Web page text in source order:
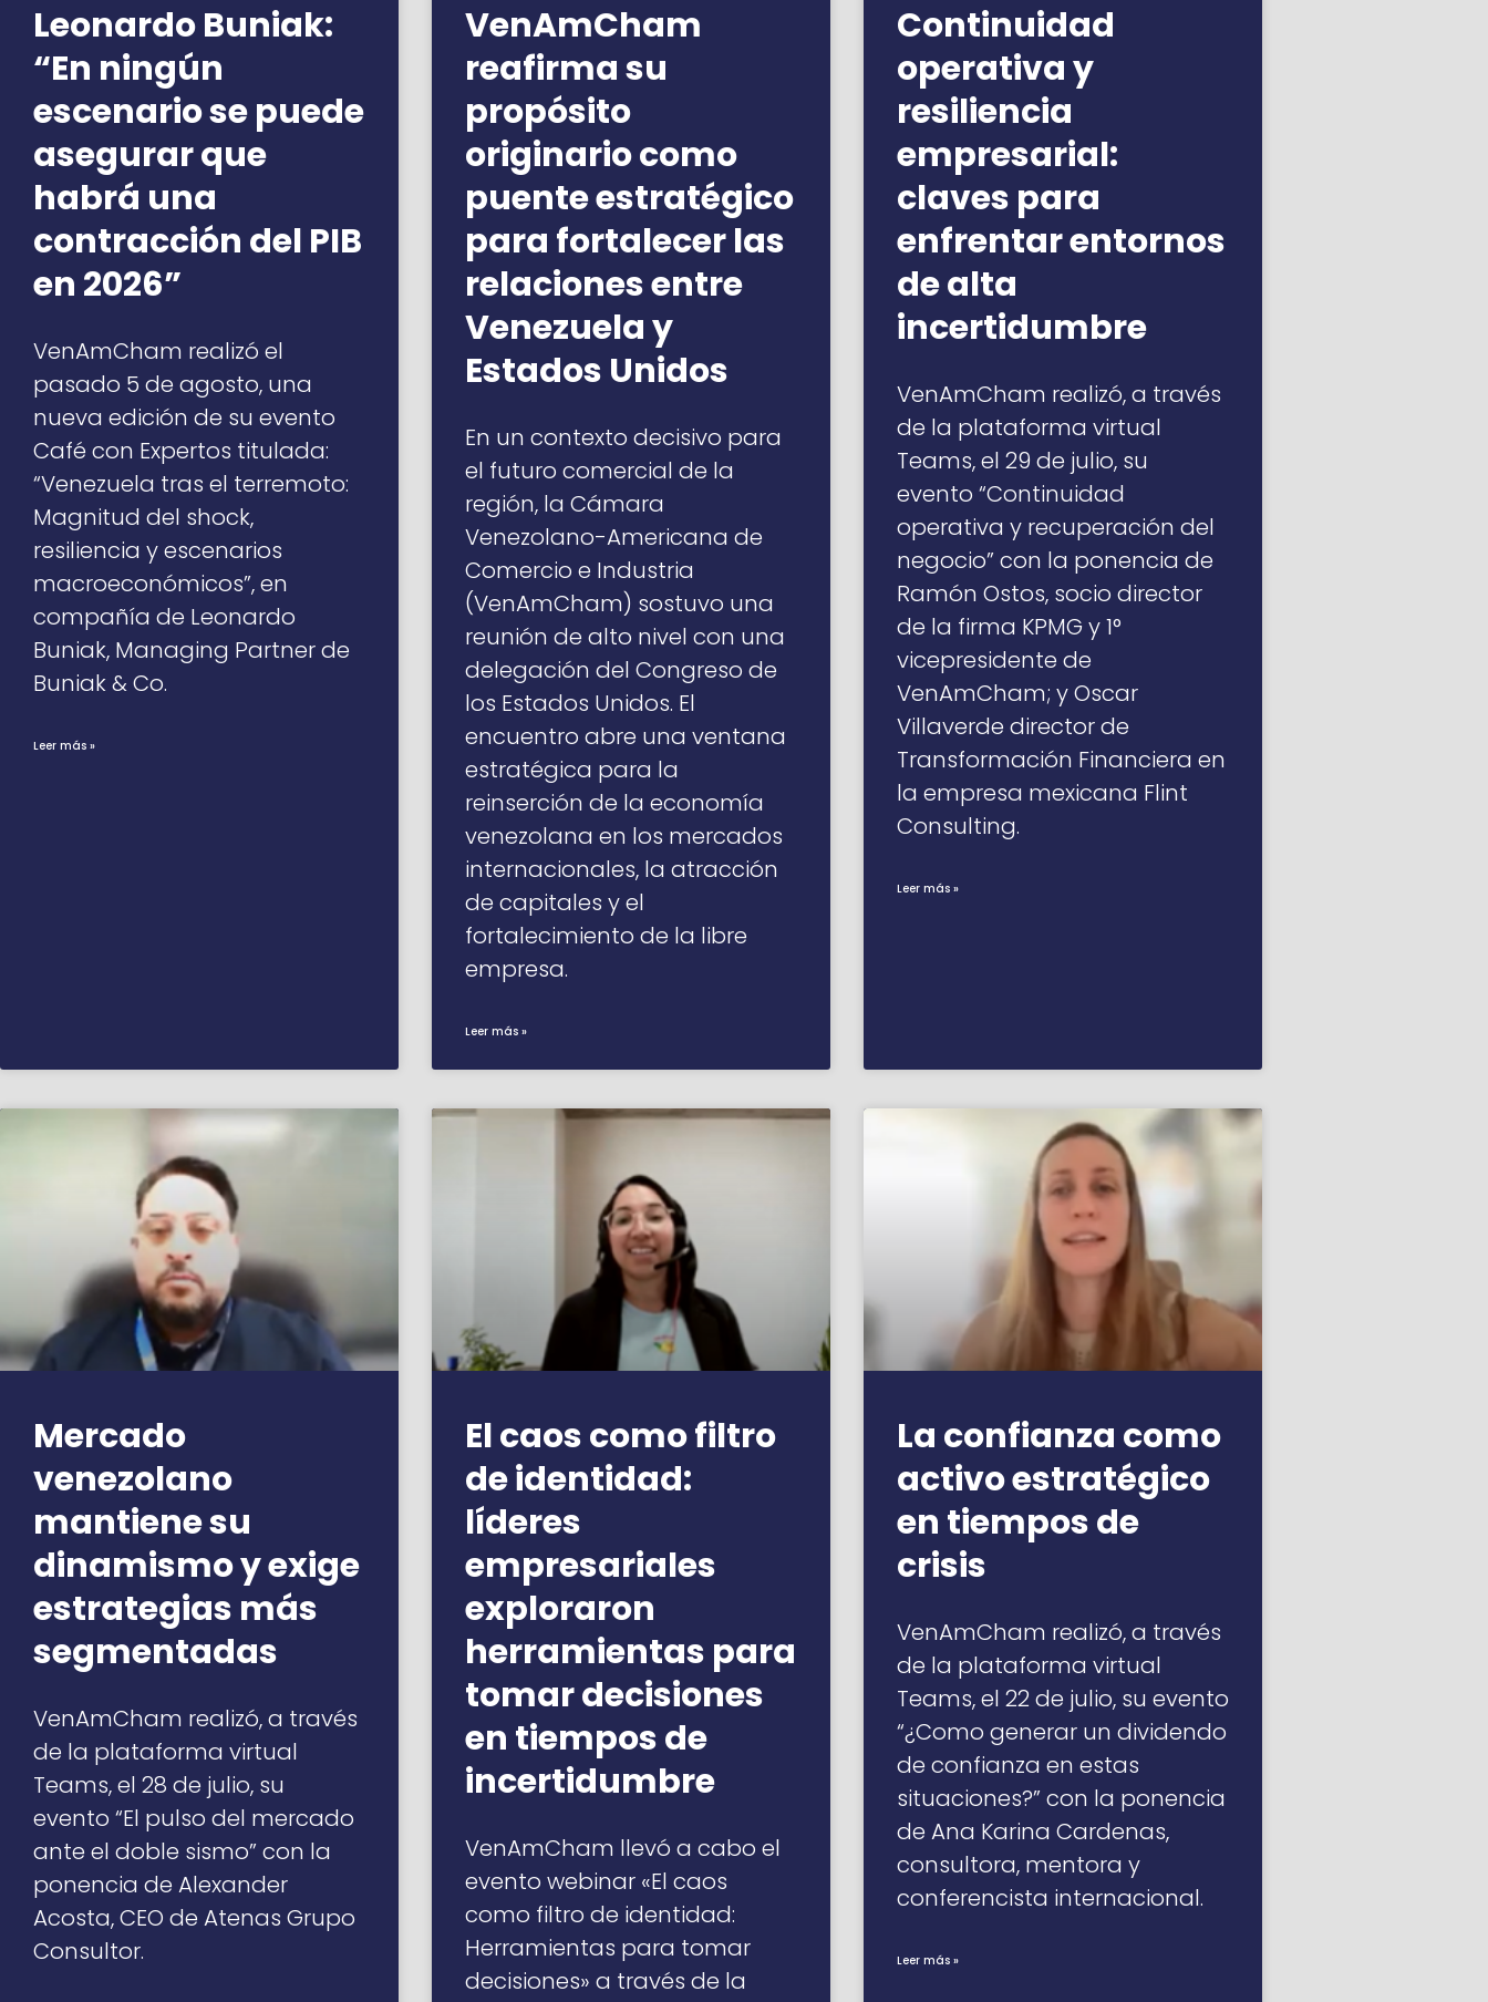
Leonardo Buniak:
“En ningún
escenario se puede
asegurar que
habrá una
contracción del PIB
en 2026”
VenAmCham realizó el
pasado 5 de agosto, una
nueva edición de su evento
Café con Expertos titulada:
“Venezuela tras el terremoto:
Magnitud del shock,
resiliencia y escenarios
macroeconómicos”, en
compañía de Leonardo
Buniak, Managing Partner de
Buniak & Co.
Leer más »
VenAmCham
reafirma su
propósito
originario como
puente estratégico
para fortalecer las
relaciones entre
Venezuela y
Estados Unidos
En un contexto decisivo para
el futuro comercial de la
región, la Cámara
Venezolano-Americana de
Comercio e Industria
(VenAmCham) sostuvo una
reunión de alto nivel con una
delegación del Congreso de
los Estados Unidos. El
encuentro abre una ventana
estratégica para la
reinserción de la economía
venezolana en los mercados
internacionales, la atracción
de capitales y el
fortalecimiento de la libre
empresa.
Leer más »
Continuidad
operativa y
resiliencia
empresarial:
claves para
enfrentar entornos
de alta
incertidumbre
VenAmCham realizó, a través
de la plataforma virtual
Teams, el 29 de julio, su
evento “Continuidad
operativa y recuperación del
negocio” con la ponencia de
Ramón Ostos, socio director
de la firma KPMG y 1°
vicepresidente de
VenAmCham; y Oscar
Villaverde director de
Transformación Financiera en
la empresa mexicana Flint
Consulting.
Leer más »
Mercado
venezolano
mantiene su
dinamismo y exige
estrategias más
segmentadas
VenAmCham realizó, a través
de la plataforma virtual
Teams, el 28 de julio, su
evento “El pulso del mercado
ante el doble sismo” con la
ponencia de Alexander
Acosta, CEO de Atenas Grupo
Consultor.
El caos como filtro
de identidad:
líderes
empresariales
exploraron
herramientas para
tomar decisiones
en tiempos de
incertidumbre
VenAmCham llevó a cabo el
evento webinar «El caos
como filtro de identidad:
Herramientas para tomar
decisiones» a través de la
La confianza como
activo estratégico
en tiempos de
crisis
VenAmCham realizó, a través
de la plataforma virtual
Teams, el 22 de julio, su evento
“¿Como generar un dividendo
de confianza en estas
situaciones?” con la ponencia
de Ana Karina Cardenas,
consultora, mentora y
conferencista internacional.
Leer más »